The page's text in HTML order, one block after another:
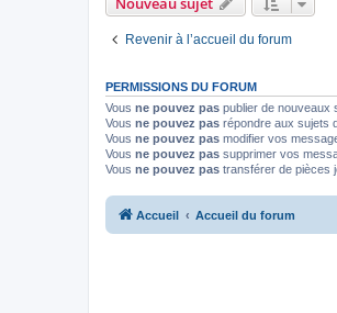
Revenir à l’accueil du forum
PERMISSIONS DU FORUM
Vous ne pouvez pas publier de nouveaux
Vous ne pouvez pas répondre aux sujets
Vous ne pouvez pas modifier vos
Vous ne pouvez pas supprimer vos
Vous ne pouvez pas transférer de pièces
Accueil Accueil du forum